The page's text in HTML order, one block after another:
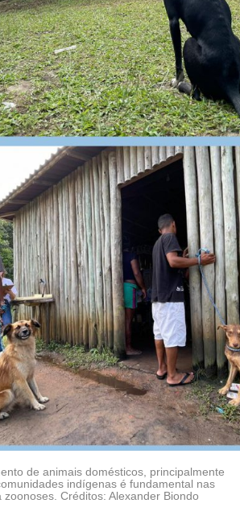
de animais domésticos, principalmente
indígenas é fundamental nas
Créditos: Alexander Biondo